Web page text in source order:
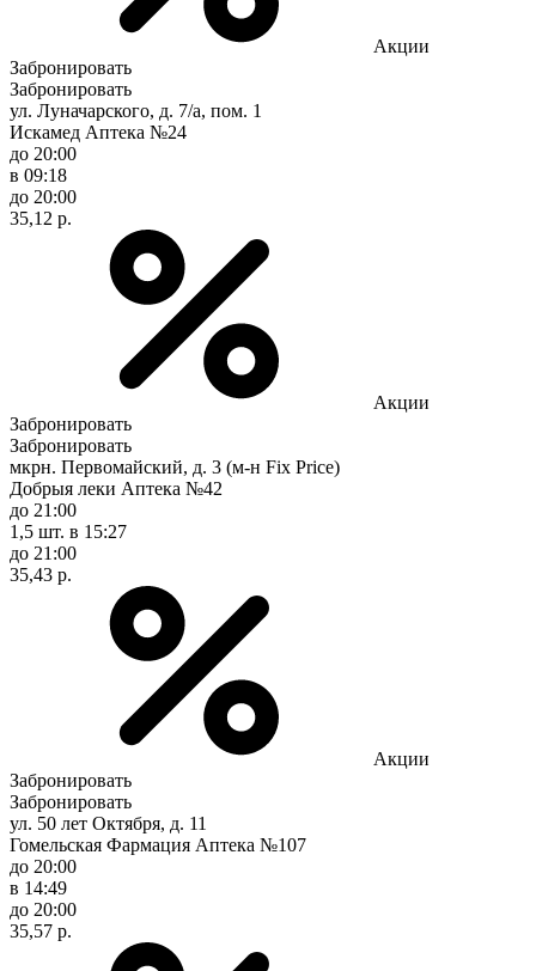
Акции
Забронировать
Забронировать
ул. Луначарского, д. 7/а, пом. 1
Искамед Аптека №24
до 20:00
в 09:18
до 20:00
35,12 р.
Акции
Забронировать
Забронировать
мкрн. Первомайский, д. 3 (м-н Fix Рrice)
Добрыя леки Аптека №42
до 21:00
1,5 шт. в 15:27
до 21:00
35,43 р.
Акции
Забронировать
Забронировать
ул. 50 лет Октября, д. 11
Гомельская Фармация Аптека №107
до 20:00
в 14:49
до 20:00
35,57 р.